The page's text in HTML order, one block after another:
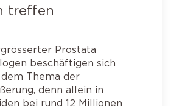
treffen
Prostata
beschäftigen sich
Thema der
denn allein in
bei rund 12 Millionen